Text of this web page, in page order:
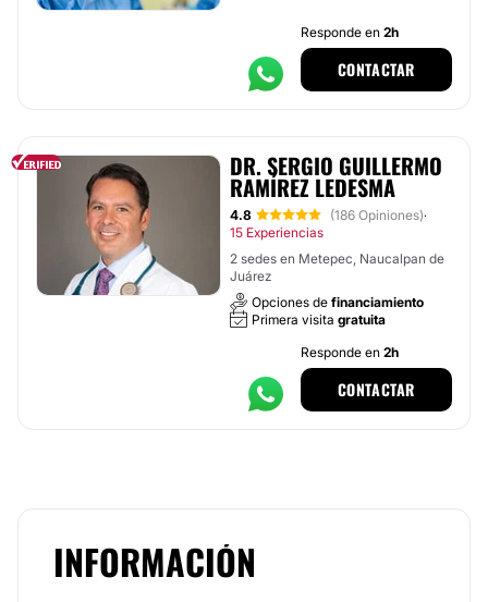
Responde en 2h
CONTACTAR
DR. SERGIO GUILLERMO
RAMÍREZ LEDESMA
4.8 (186 Opiniones)·
15 Experiencias
2 sedes en Metepec, Naucalpan de
Juárez
Opciones de financiamiento
Primera visita gratuita
Responde en 2h
CONTACTAR
INFORMACIÓN